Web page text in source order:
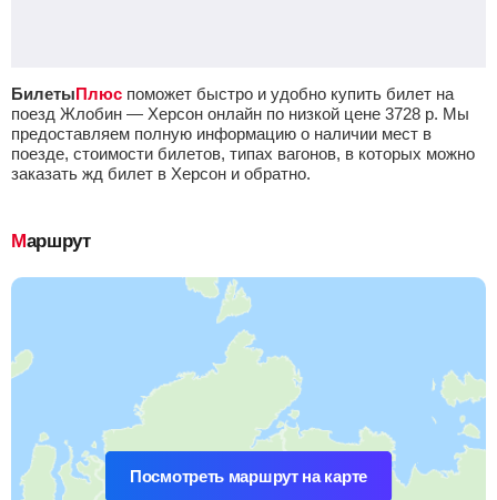
БилетыПлюс поможет быстро и удобно купить билет на
поезд Жлобин — Херсон онлайн по низкой цене 3728 р. Мы
предоставляем полную информацию о наличии мест в
поезде, стоимости билетов, типах вагонов, в которых можно
заказать жд билет в Херсон и обратно.
Маршрут
Посмотреть маршрут на карте